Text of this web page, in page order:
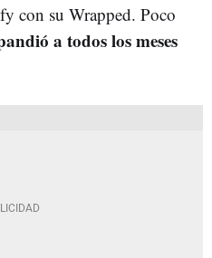
con su Wrapped. Poco
a todos los meses